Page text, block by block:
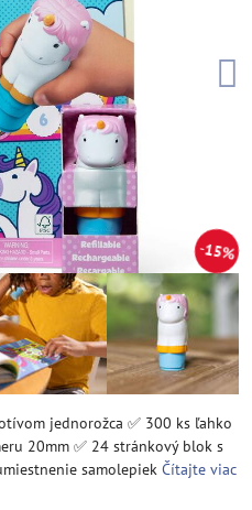
15%
jednorožca ✅ 300 ks ľahko
20mm ✅ 24 stránkový blok s
samolepiek Čítajte viac